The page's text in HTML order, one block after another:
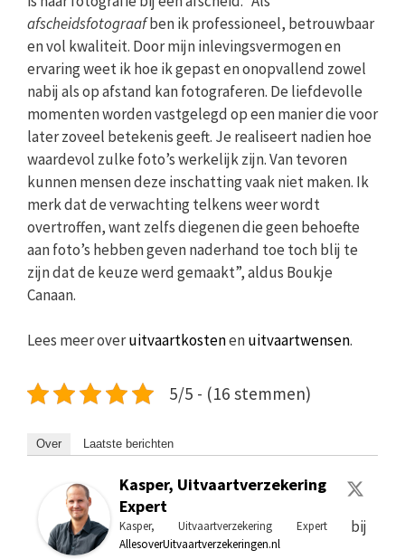
afscheidsfotograafben ik professioneel, betrouwbaar
en vol kwaliteit. Door mijn inlevingsvermogen en
ervaring weet ik hoe ik gepast en onopvallend zowel
nabij als op afstand kan fotograferen. De liefdevolle
momenten worden vastgelegd op een manier die voor
later zoveel betekenis geeft. Je realiseert nadien hoe
waardevol zulke foto’s werkelijk zijn. Van tevoren
kunnen mensen deze inschatting vaak niet maken. Ik
merk dat de verwachting telkens weer wordt
overtroffen, want zelfs diegenen die geen behoefte
aan foto’s hebben geven naderhand toe toch blij te
zijn dat de keuze werd gemaakt”, aldus Boukje
Canaan.
Lees meer overuitvaartkostenenuitvaartwensen.
5/5 - (16 stemmen)
Over Laatste berichten
Kasper, Uitvaartverzekering
Expert
Kasper, Uitvaartverzekering Expertbij
AllesoverUitvaartverzekeringen.nl